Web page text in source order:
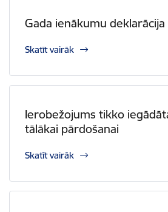
Gada ienākumu deklarācija
Skatīt vairāk
Ierobežojums tikko
tālākai pārdošanai
Skatīt vairāk